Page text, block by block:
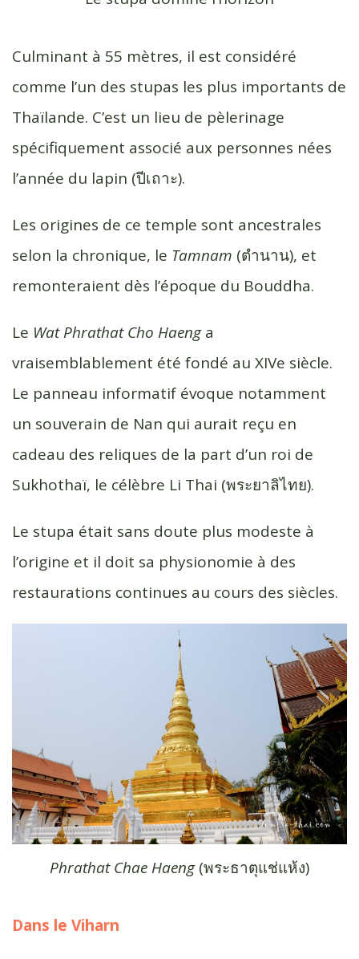
Culminant à 55 mètres, il est considéré
comme l’un des stupas les plus importants de
Thaïlande. C’est un lieu de pèlerinage
spécifiquement associé aux personnes nées
l’année du lapin (ปีเถาะ).
Les origines de ce temple sont ancestrales
selon la chronique, le Tamnam (ตำนาน), et
remonteraient dès l’époque du Bouddha.
Le Wat Phrathat Cho Haenga
vraisemblablement été fondé au XIVe siècle.
Le panneau informatif évoque notamment
un souverain de Nan qui aurait reçu en
cadeau des reliques de la part d’un roi de
Sukhothaï, le célèbre Li Thai (พระยาลิไทย).
Le stupa était sans doute plus modeste à
l’origine et il doit sa physionomie à des
restaurations continues au cours des siècles.
Phrathat Chae Haeng(พระธาตุแช่แห้ง)
Dans le Viharn